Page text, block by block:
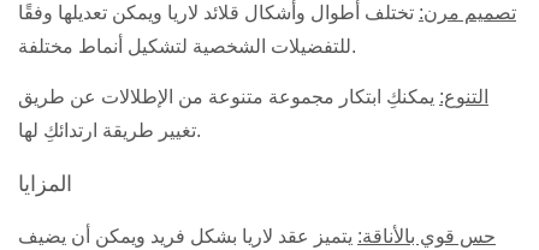
تصميم مرن: تختلف أطوال وأشكال قلائد لاريا ويمكن تعديلها وفقًا
للتفضيلات الشخصية لتشكيل أنماط مختلفة.
التنوع: يمكنكِ ابتكار مجموعة متنوعة من الإطلالات عن طريق
تغيير طريقة ارتدائكِ لها.
المزايا
حس قوي بالأناقة: يتميز عقد لاريا بشكل فريد ويمكن أن يضيف